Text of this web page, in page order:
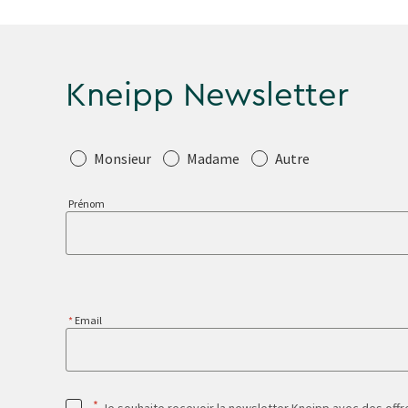
Kneipp Newsletter
Salutation
Monsieur Madame Autre
Prénom
Email